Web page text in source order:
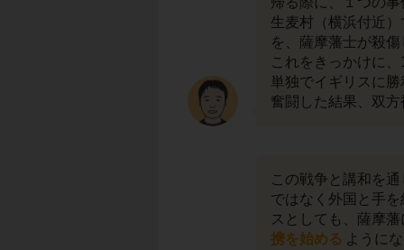
生麦村（横浜付近
を、薩摩藩士が殺
これをきっかけに
単独でイギリスに
奮闘した結果、双
この戦争と講和を
ではなく外国と手
スとしても、薩摩
携を始める ように